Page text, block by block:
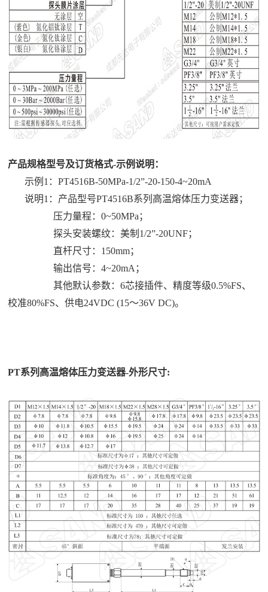
产品规格型号及订货格式-示例说明：
示例1：PT4516B-50MPa-1/2”-20-150-4~20mA
说明1：产品型号PT4516B系列高温熔体压力变送器；
压力量程：0~50MPa；
探头安装螺纹：美制1/2”-20UNF；
直杆尺寸：150mm；
输出信号：4~20mA；
其他默认参数：6芯接插件、精度等级0.5%FS、
校准80%FS、供电24VDC (15～36V DC)。
PT系列高温熔体压力变送器-外形尺寸: